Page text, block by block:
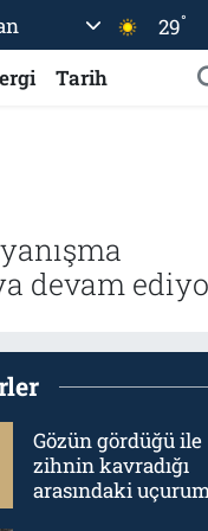
29°
Tarih
devam
Gözün gördüğü ile
zihnin kavradığı
arasındaki